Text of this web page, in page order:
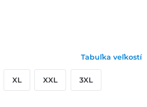
Tabuľka veľkostí
XL XXL 3XL